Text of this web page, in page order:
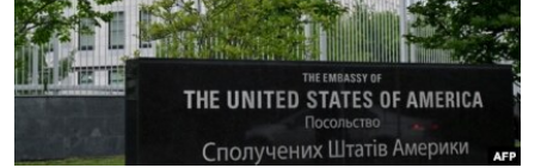
Learning English
СОЦИАЛЬНЫЕ СЕТИ